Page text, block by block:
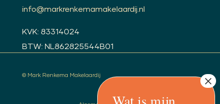
info@markrenkemamakelaardij.nl
KVK: 83314024
BTW: NL862825544B01
© Mark Renkema Makelaardij